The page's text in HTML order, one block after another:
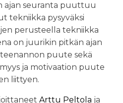
ajan seuranta puuttuu
tekniikka pysyväksi
perusteella tekniikka
on juurikin pitkän ajan
puute sekä
ja motivaation puute
liittyen.
Arttu Peltola ja